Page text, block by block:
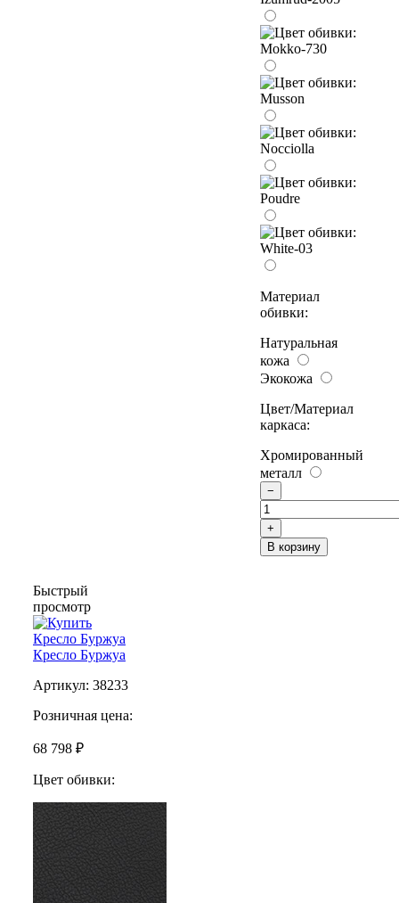
Материал
обивки:
Натуральная
кожа
Экокожа
Цвет/Материал
каркаса:
Хромированный
металл
−
+
В корзину
Быстрый
просмотр
Кресло Буржуа
Артикул: 38233
Розничная цена:
68 798 ₽
Цвет обивки: